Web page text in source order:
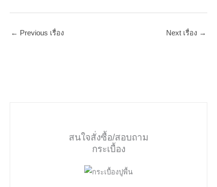
← Previous เรื่อง Next เรื่อง →
สนใจสั่งซื้อ/สอบถาม
กระเบื้อง